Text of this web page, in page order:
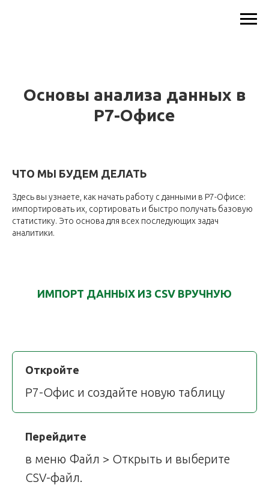
Основы анализа данных в
Р7-Офисе
ЧТО МЫ БУДЕМ ДЕЛАТЬ
Здесь вы узнаете, как начать работу с данными в Р7-Офисе:
импортировать их, сортировать и быстро получать базовую
статистику. Это основа для всех последующих задач
аналитики.
ИМПОРТ ДАННЫХ ИЗ CSV ВРУЧНУЮ
Откройте
Р7-Офис и создайте новую таблицу
Перейдите
в меню Файл > Открыть и выберите
CSV-файл.